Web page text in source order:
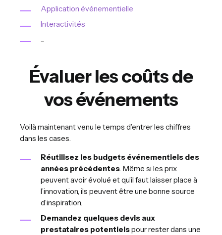
Application événementielle
Interactivités
Évaluer les coûts de
vos événements
Voilà maintenant venu le temps d’entrer les chiffres
dans les cases.
Réutilisez les budgets événementiels des
années précédentes . Même si les prix
peuvent avoir évolué et qu’il faut laisser place à
l’innovation, ils peuvent être une bonne source
d’inspiration.
Demandez quelques devis aux
prestataires potentielspour rester dans une